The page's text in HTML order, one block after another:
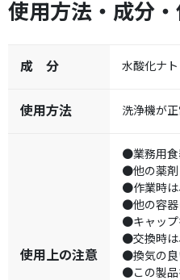
使用方法・成分
成 分 水酸化ナ
使用方法 洗浄機が
使用上の注意
●業務用食
●他の薬剤
●作業時は
●他の容器
●キャップ
●交換時は
●換気の良
●この製品